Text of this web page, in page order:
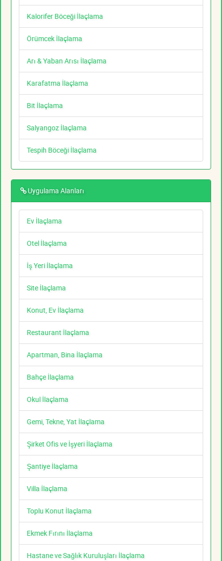
Kalorifer Böceği İlaçlama
Örümcek İlaçlama
Arı & Yaban Arısı İlaçlama
Karafatma İlaçlama
Bit İlaçlama
Salyangoz İlaçlama
Tespih Böceği İlaçlama
Uygulama Alanları
Ev İlaçlama
Otel İlaçlama
İş Yeri İlaçlama
Site İlaçlama
Konut, Ev İlaçlama
Restaurant İlaçlama
Apartman, Bina İlaçlama
Bahçe İlaçlama
Okul İlaçlama
Gemi, Tekne, Yat İlaçlama
Şirket Ofis ve İşyeri İlaçlama
Şantiye İlaçlama
Villa İlaçlama
Toplu Konut İlaçlama
Ekmek Fırını İlaçlama
Hastane ve Sağlık Kuruluşları İlaçlama